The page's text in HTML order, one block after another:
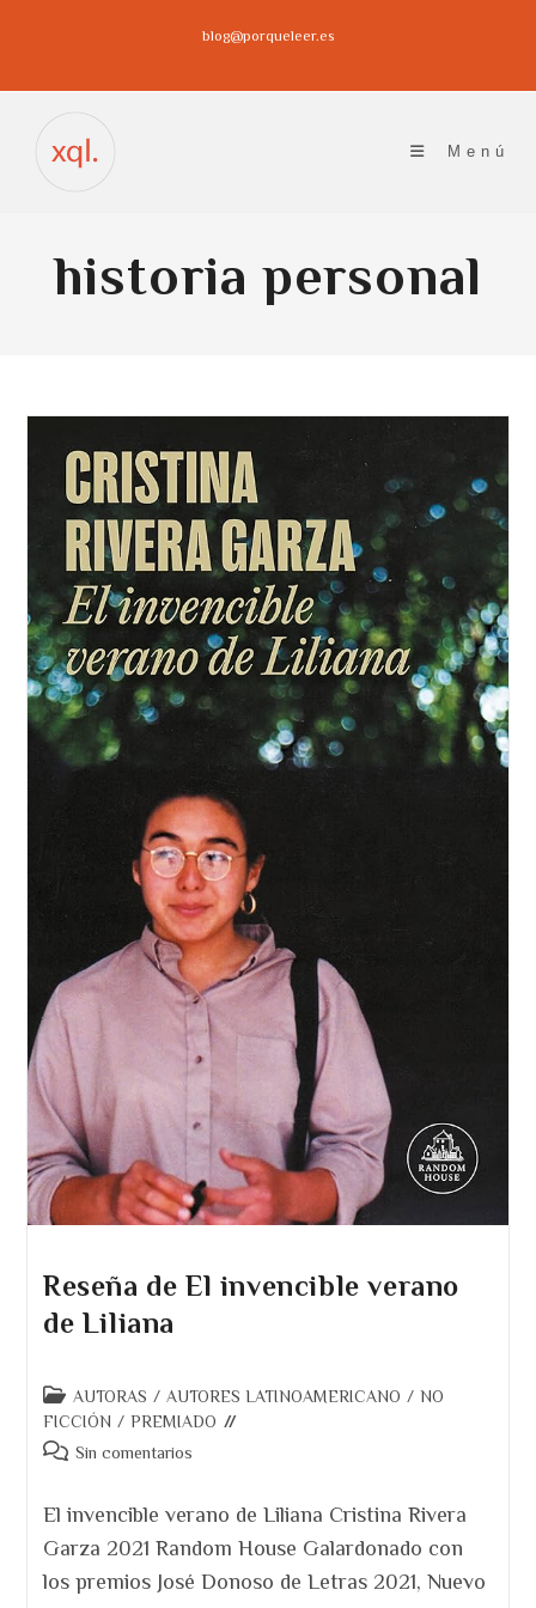
blog@porqueleer.es
Menú
historia personal
Reseña de El invencible verano
de Liliana
Categoría
de
la
AUTORAS / AUTORES LATINOAMERICANO / NO
FICCIÓN / PREMIADO
Comentarios
entrada:
Sin comentarios
El invencible verano de Liliana Cristina Rivera
Garza 2021 Random House Galardonado con
los premios José Donoso de Letras 2021, Nuevo